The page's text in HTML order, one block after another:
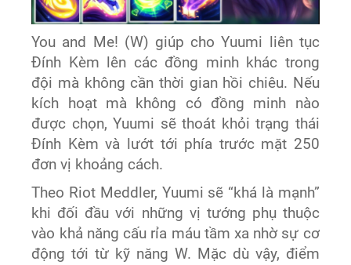
You and Me! (W) giúp cho Yuumi liên tục
Đính Kèm lên các đồng minh khác trong
đội mà không cần thời gian hồi chiêu. Nếu
kích hoạt mà không có đồng minh nào
được chọn, Yuumi sẽ thoát khỏi trạng thái
Đính Kèm và lướt tới phía trước mặt 250
đơn vị khoảng cách.
Theo Riot Meddler, Yuumi sẽ “khá là mạnh”
khi đối đầu với những vị tướng phụ thuộc
vào khả năng cấu rỉa máu tầm xa nhờ sự cơ
động tới từ kỹ năng W. Mặc dù vậy, điểm